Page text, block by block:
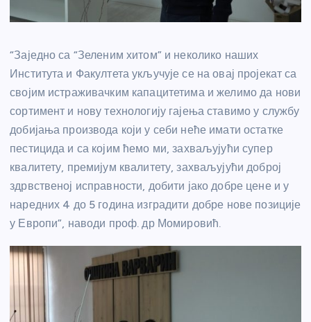
“Заједно са “Зеленим хитом” и неколико наших
Института и Факултета укључује се на овај пројекат са
својим истраживачким капацитетима и желимо да нови
сортимент и нову технологију гајења ставимо у службу
добијања производа који у себи неће имати остатке
пестицида и са којим ћемо ми, захваљујући супер
квалитету, премијум квалитету, захваљујући доброј
здрвственој исправности, добити јако добре цене и у
наредних 4 до 5 година изградити добре нове позиције
у Европи”, наводи проф. др Момировић.